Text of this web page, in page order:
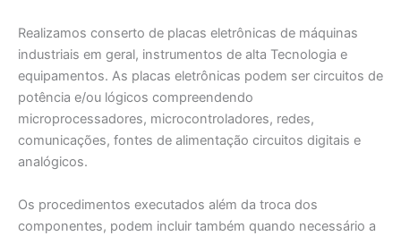
Realizamos conserto de placas eletrônicas de máquinas
industriais em geral, instrumentos de alta Tecnologia e
equipamentos. As placas eletrônicas podem ser circuitos de
potência e/ou lógicos compreendendo
microprocessadores, microcontroladores, redes,
comunicações, fontes de alimentação circuitos digitais e
analógicos.
Os procedimentos executados além da troca dos
componentes, podem incluir também quando necessário a